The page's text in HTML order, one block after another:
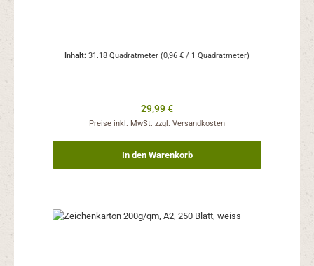
Inhalt: 31.18 Quadratmeter (0,96 € / 1 Quadratmeter)
Regulärer Preis:
29,99 €
Preise inkl. MwSt. zzgl. Versandkosten
In den Warenkorb